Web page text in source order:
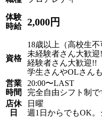
体験
時給
2,000円
資格
18歳以上（高校生不
未経験者さん大歓迎
経験者さん大歓迎!!
学生さんやOLさん
営業
時間
20:00〜LAST
完全自由シフト制
店休
日
日曜
週1日からでもOK。